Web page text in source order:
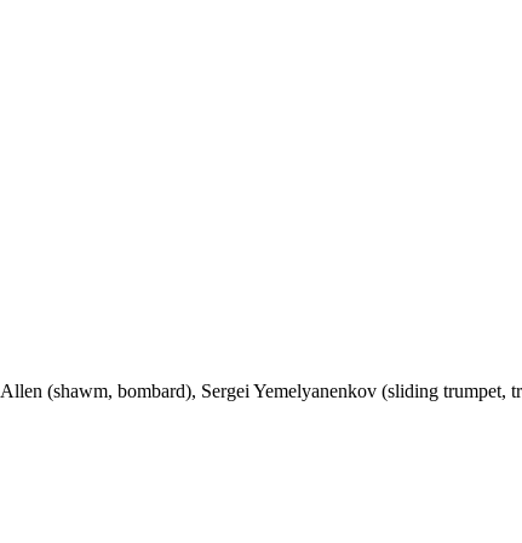
(shawm, bombard), Sergei Yemelyanenkov (sliding trumpet,